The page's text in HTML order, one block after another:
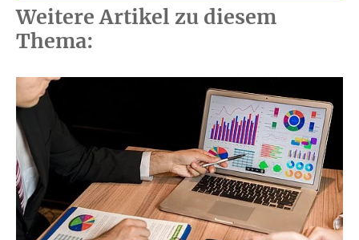
Weitere Artikel zu diesem
Thema: